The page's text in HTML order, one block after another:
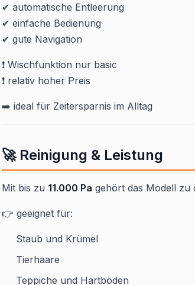
✔ automatische Entleerung
✔ einfache Bedienung
✔ gute Navigation
❗ Wischfunktion nur basic
❗ relativ hoher Preis
➡️ ideal für Zeitersparnis im Alltag
🚀 Reinigung & Leistung
Mit bis zu 11.000 Pa gehört das Modell zu
👉 geeignet für:
Staub und Krümel
Tierhaare
Teppiche und Hartböden